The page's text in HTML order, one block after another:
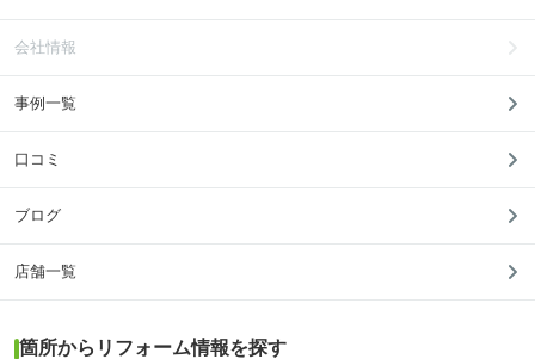
会社情報
事例一覧
口コミ
ブログ
店舗一覧
箇所からリフォーム情報を探す